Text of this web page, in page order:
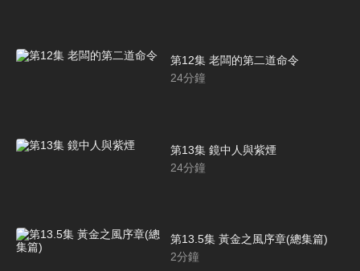
第12集 老闆的第二道命令
24分鐘
第13集 鏡中人與紫煙
24分鐘
第13.5集 黃金之風序章(總集篇)
2分鐘